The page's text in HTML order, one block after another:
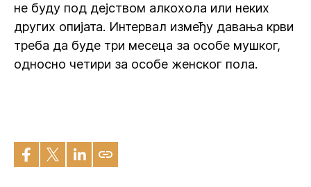
не буду под дејством алкохола или неких
других опијата. Интервал између давања крви
треба да буде три месеца за особе мушког,
односно четири за особе женског пола.